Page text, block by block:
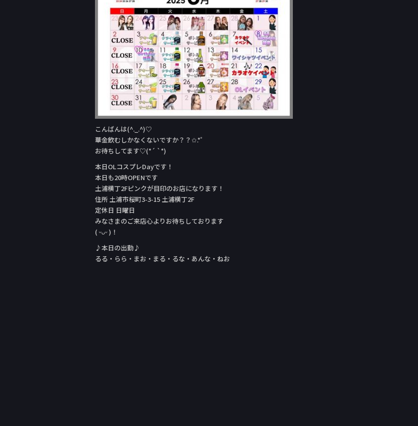
e
b
o
o
k
こんばんは(^._.^)♡
華金飲むしかなくないですか？？✩.*˚
お待ちしてます♡(*´ `*)
本日OLコスプレDay‬です！
本日も20時OPENです
土浦横丁2Fピンクが目印のお店になります！
住所 土浦市桜町3-3-15 土浦横丁2F
定休日 日曜日
みなさまのご来店心よりお待ちしております
( ᵕᴗᵕ )！
♪本日の出勤♪
るる・らら・まお・まる・るな・あんな・ねお